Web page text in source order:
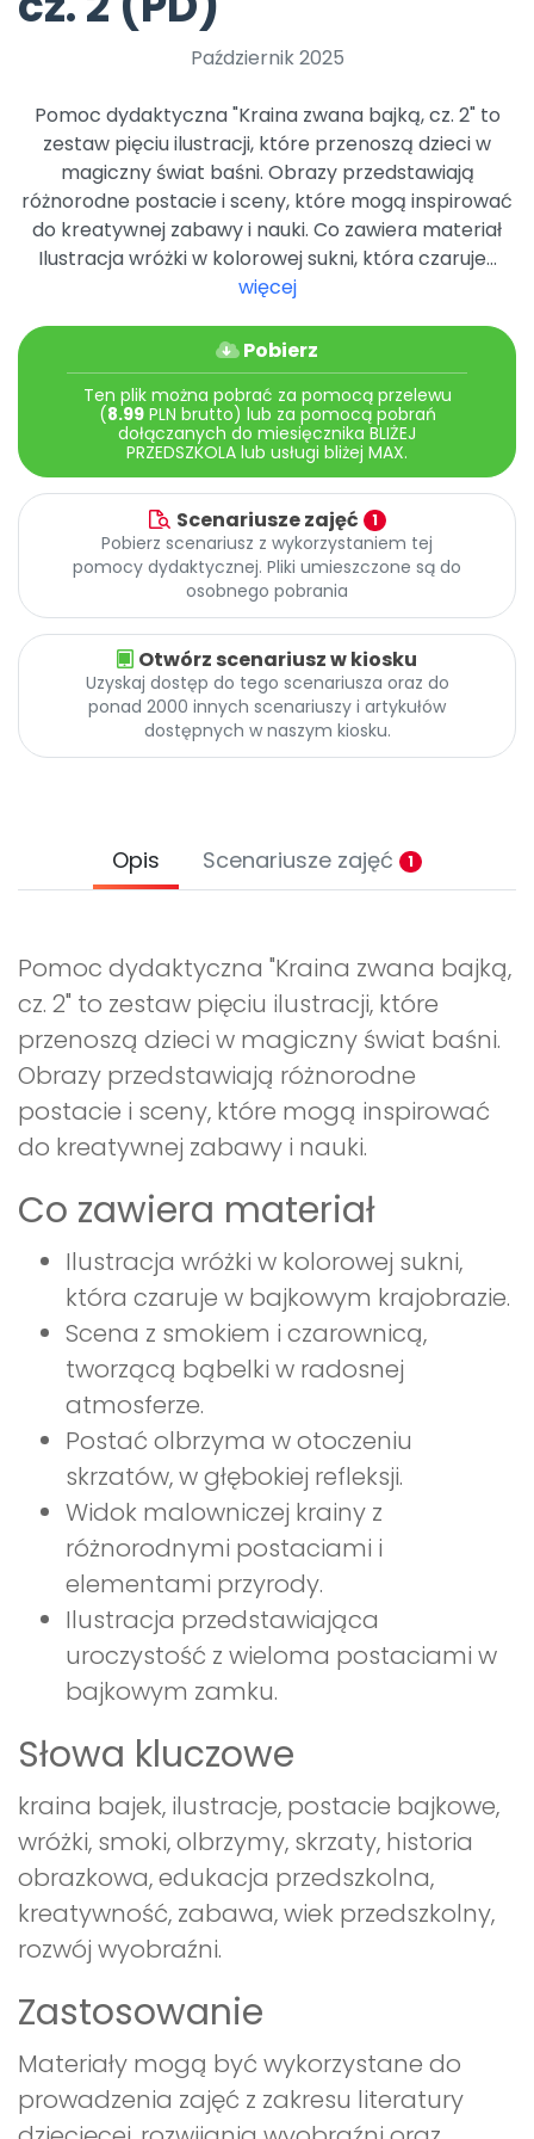
Archiwalne numery
Promocje
Październik 2025
Pomoc dydaktyczna "Kraina zwana bajką, cz. 2" to
zestaw pięciu ilustracji, które przenoszą dzieci w
magiczny świat baśni. Obrazy przedstawiają
różnorodne postacie i sceny, które mogą inspirować
do kreatywnej zabawy i nauki. Co zawiera materiał
Ilustracja wróżki w kolorowej sukni, która czaruje...
więcej
Pobierz
Ten plik można pobrać za pomocą przelewu
(8.99PLN brutto) lub za pomocą pobrań
dołączanych do miesięcznika BLIŻEJ
PRZEDSZKOLA lub usługi bliżej MAX.
Scenariusze zajęć 1
Pobierz scenariusz z wykorzystaniem tej
pomocy dydaktycznej. Pliki umieszczone są do
osobnego pobrania
Otwórz scenariusz w kiosku
Uzyskaj dostęp do tego scenariusza oraz do
ponad 2000 innych scenariuszy i artykułów
dostępnych w naszym kiosku.
Opis Scenariusze zajęć 1
Pomoc dydaktyczna "Kraina zwana bajką,
cz. 2" to zestaw pięciu ilustracji, które
przenoszą dzieci w magiczny świat baśni.
Obrazy przedstawiają różnorodne
postacie i sceny, które mogą inspirować
do kreatywnej zabawy i nauki.
Co zawiera materiał
Ilustracja wróżki w kolorowej sukni,
która czaruje w bajkowym krajobrazie.
Scena z smokiem i czarownicą,
tworzącą bąbelki w radosnej
atmosferze.
Postać olbrzyma w otoczeniu
skrzatów, w głębokiej refleksji.
Widok malowniczej krainy z
różnorodnymi postaciami i
elementami przyrody.
Ilustracja przedstawiająca
uroczystość z wieloma postaciami w
bajkowym zamku.
Słowa kluczowe
kraina bajek, ilustracje, postacie bajkowe,
wróżki, smoki, olbrzymy, skrzaty, historia
obrazkowa, edukacja przedszkolna,
kreatywność, zabawa, wiek przedszkolny,
rozwój wyobraźni.
Zastosowanie
Materiały mogą być wykorzystane do
prowadzenia zajęć z zakresu literatury